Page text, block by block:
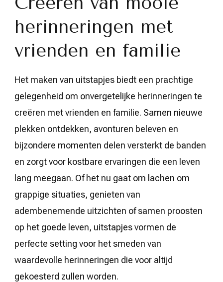
herinneringen met
vrienden en familie
Het maken van uitstapjes biedt een prachtige
gelegenheid om onvergetelijke herinneringen te
creëren met vrienden en familie. Samen nieuwe
plekken ontdekken, avonturen beleven en
bijzondere momenten delen versterkt de banden
en zorgt voor kostbare ervaringen die een leven
lang meegaan. Of het nu gaat om lachen om
grappige situaties, genieten van
adembenemende uitzichten of samen proosten
op het goede leven, uitstapjes vormen de
perfecte setting voor het smeden van
waardevolle herinneringen die voor altijd
gekoesterd zullen worden.